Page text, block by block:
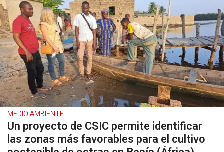
MEDIO AMBIENTE
Un proyecto de CSIC permite identificar
las zonas más favorables para el cultivo